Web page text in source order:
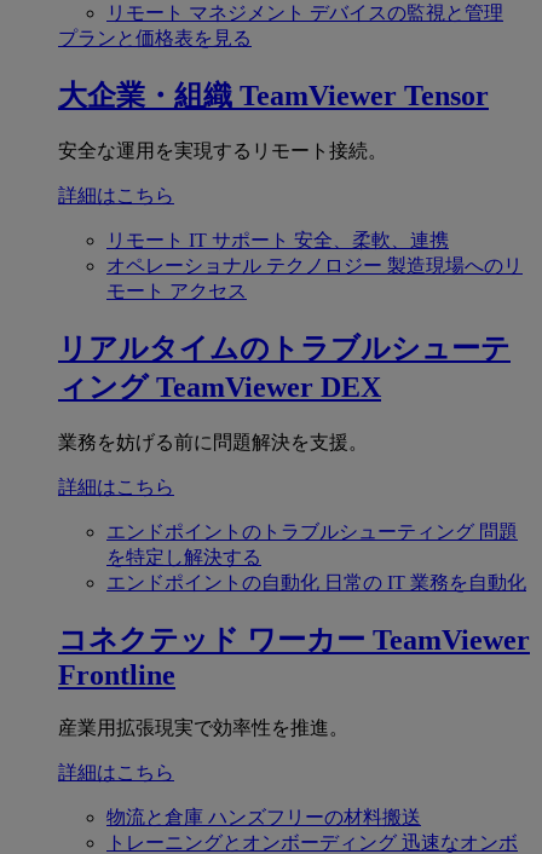
リモート マネジメント デバイスの監視と管理
プランと価格表を見る
大企業・組織 TeamViewer Tensor
安全な運用を実現するリモート接続。
詳細はこちら
リモート IT サポート 安全、柔軟、連携
オペレーショナル テクノロジー 製造現場へのリ
モート アクセス
リアルタイムのトラブルシューテ
ィング TeamViewer DEX
業務を妨げる前に問題解決を支援。
詳細はこちら
エンドポイントのトラブルシューティング 問題
を特定し解決する
エンドポイントの自動化 日常の IT 業務を自動化
コネクテッド ワーカー TeamViewer
Frontline
産業用拡張現実で効率性を推進。
詳細はこちら
物流と倉庫 ハンズフリーの材料搬送
トレーニングとオンボーディング 迅速なオンボ